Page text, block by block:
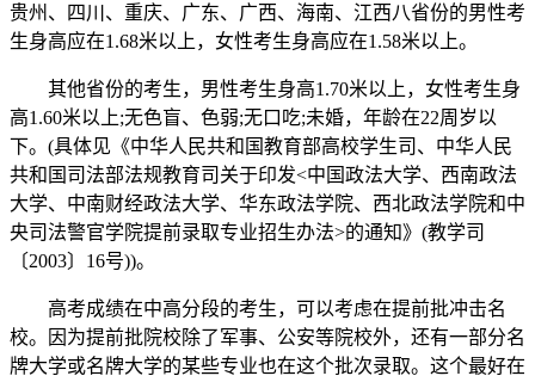
贵州、四川、重庆、广东、广西、海南、江西八省份的男性考
生身高应在1.68米以上，女性考生身高应在1.58米以上。
其他省份的考生，男性考生身高1.70米以上，女性考生身
高1.60米以上;无色盲、色弱;无口吃;未婚，年龄在22周岁以
下。(具体见《中华人民共和国教育部高校学生司、中华人民
共和国司法部法规教育司关于印发<中国政法大学、西南政法
大学、中南财经政法大学、华东政法学院、西北政法学院和中
央司法警官学院提前录取专业招生办法>的通知》(教学司
〔2003〕16号))。
高考成绩在中高分段的考生，可以考虑在提前批冲击名
校。因为提前批院校除了军事、公安等院校外，还有一部分名
牌大学或名牌大学的某些专业也在这个批次录取。这个最好在